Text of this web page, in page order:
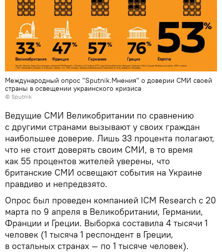
Международный опрос "Sputnik.Мнения" о доверии СМИ своей
страны в освещении украинского кризиса
© Sputnik
Ведущие СМИ Великобритании по сравнению
с другими странами вызывают у своих граждан
наибольшее доверие. Лишь 33 процента полагают,
что не стоит доверять своим СМИ, в то время
как 55 процентов жителей уверены, что
британские СМИ освещают события на Украине
правдиво и непредвзято.
Опрос был проведен компанией ICM Research c 20
марта по 9 апреля в Великобритании, Германии,
Франции и Греции. Выборка составила 4 тысячи 1
человек (1 тысяча 1 респондент в Греции,
в остальных странах — по 1 тысяче человек).